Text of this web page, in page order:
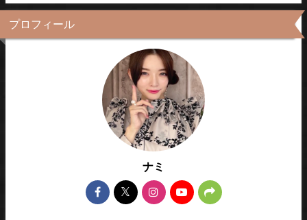
プロフィール
ナミ